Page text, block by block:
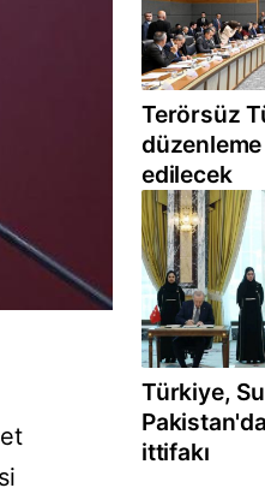
Terörsüz
edilecek
Türkiye,
ittifakı